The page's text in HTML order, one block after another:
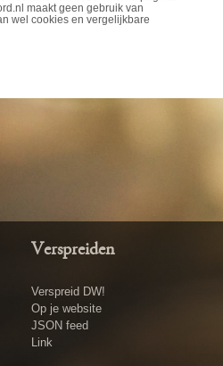
maakt geen gebruik van
wel cookies en vergelijkbare
Verspreiden
Verspreid DW!
Op je website
JSON feed
Link